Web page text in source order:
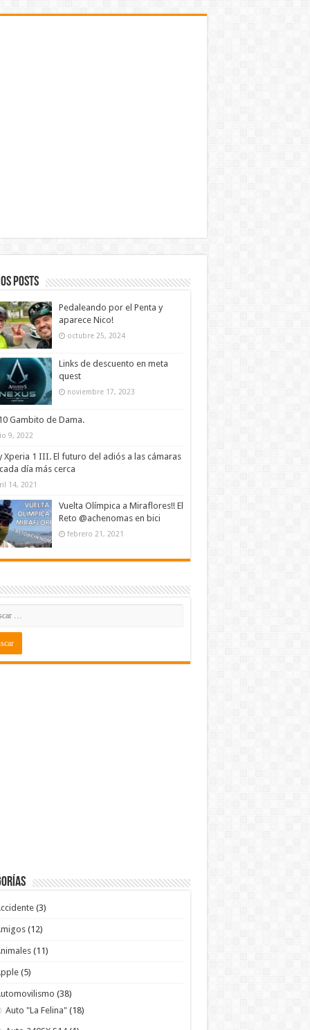
Posts
Pedaleando por el Penta y
aparece Nico!
octubre 25, 2024
Links de descuento en meta
quest
noviembre 17, 2023
Gambito de Dama.
9, 2022
Xperia 1 III. El futuro del adiós a las cámaras
día más cerca
14, 2021
Vuelta Olímpica a Miraflores!! El
Reto @achenomas en bici
febrero 21, 2021
(3)
(12)
(11)
(5)
(38)
Auto "La Felina" (18)